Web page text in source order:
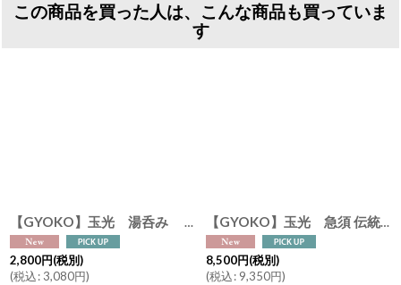
この商品を買った人は、こんな商品も買っていま
す
【GYOKO】玉光 湯呑み カップ 伝統工芸士 玉光陶苑 常滑焼 日本製 急須
2,800円(税別)
(税込: 3,080円)
【GYOKO】玉光 急須 伝統工芸士 玉光陶苑 常滑焼 日本製 急須
8,500円(税別)
(税込: 9,350円)